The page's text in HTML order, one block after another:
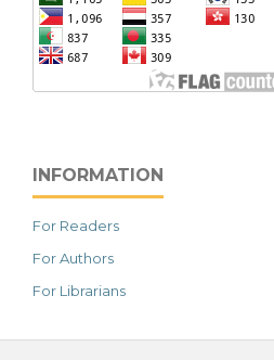
INFORMATION
For Readers
For Authors
For Librarians